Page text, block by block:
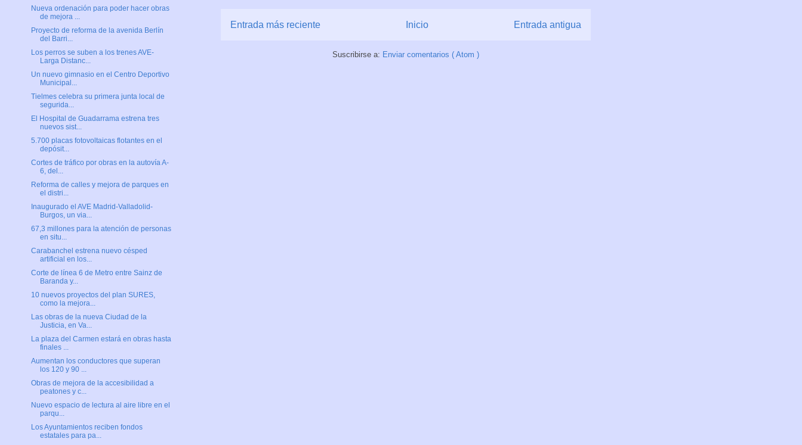
Entrada más reciente Entrada antigua
Inicio
Suscribirse a: Enviar comentarios ( Atom )
Nueva ordenación para poder hacer obras
de mejora ...
Proyecto de reforma de la avenida Berlín
del Barri...
Los perros se suben a los trenes AVE-
Larga Distanc...
Un nuevo gimnasio en el Centro Deportivo
Municipal...
Tielmes celebra su primera junta local de
segurida...
El Hospital de Guadarrama estrena tres
nuevos sist...
5.700 placas fotovoltaicas flotantes en el
depósit...
Cortes de tráfico por obras en la autovía A-
6, del...
Reforma de calles y mejora de parques en
el distri...
Inaugurado el AVE Madrid-Valladolid-
Burgos, un via...
67,3 millones para la atención de personas
en situ...
Carabanchel estrena nuevo césped
artificial en los...
Corte de línea 6 de Metro entre Sainz de
Baranda y...
10 nuevos proyectos del plan SURES,
como la mejora...
Las obras de la nueva Ciudad de la
Justicia, en Va...
La plaza del Carmen estará en obras hasta
finales ...
Aumentan los conductores que superan
los 120 y 90 ...
Obras de mejora de la accesibilidad a
peatones y c...
Nuevo espacio de lectura al aire libre en el
parqu...
Los Ayuntamientos reciben fondos
estatales para pa...